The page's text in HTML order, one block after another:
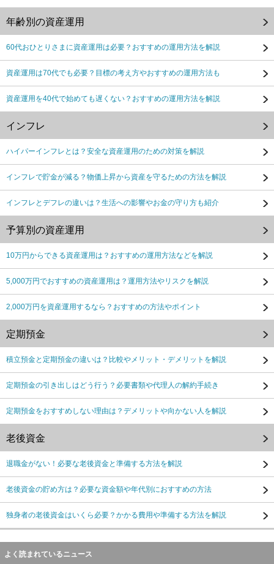
年齢別の資産運用
60代おひとりさまに資産運用は必要？おすすめの運用方法を解説
資産運用は70代でも必要？目標の考え方やおすすめの運用方法も
資産運用を40代で始めても遅くない？おすすめの運用方法を解説
インフレ
ハイパーインフレとは？安全な資産運用のための対策を解説
インフレで貯金が減る？物価上昇から資産を守るための方法を解説
インフレとデフレの違いは？生活への影響やお金の守り方も紹介
予算別の資産運用
10万円からできる資産運用は？おすすめの運用方法などを解説
5,000万円でおすすめの資産運用は？運用方法やリスクを解説
2,000万円を資産運用するなら？おすすめの方法やポイント
定期預金
積立預金と定期預金の違いは？比較やメリット・デメリットを解説
定期預金の引き出しはどう行う？必要書類や代理人の解約手続き
定期預金をおすすめしない理由は？デメリットや向かない人を解説
老後資金
退職金がない！必要な老後資金と準備する方法を解説
老後資金の貯め方は？必要な資金額や年代別におすすめの方法
独身者の老後資金はいくら必要？かかる費用や準備する方法を解説
よく読まれているニュース